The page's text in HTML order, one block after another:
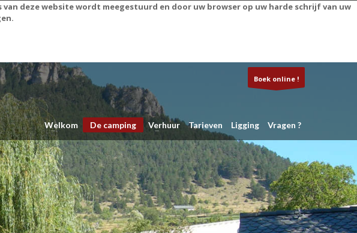
deze website wordt meegestuurd en door uw browser op uw harde schrijf van uw
Boek online !
Welkom De camping Verhuur Tarieven Ligging Vragen ?